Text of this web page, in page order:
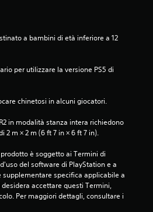
a bambini di età inferiore a 12
per utilizzare la versione PS5 di
chinetosi in alcuni giocatori.
in modalità stanza intera richiedono
2 m × 2 m (6 ft 7 in × 6 ft 7 in).
è soggetto ai Termini di
del software di PlayStation e a
specifica applicabile a
accettare questi Termini,
Per maggiori dettagli, consultare i